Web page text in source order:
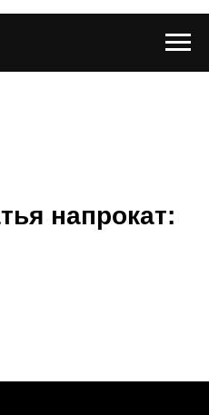
напрокат: